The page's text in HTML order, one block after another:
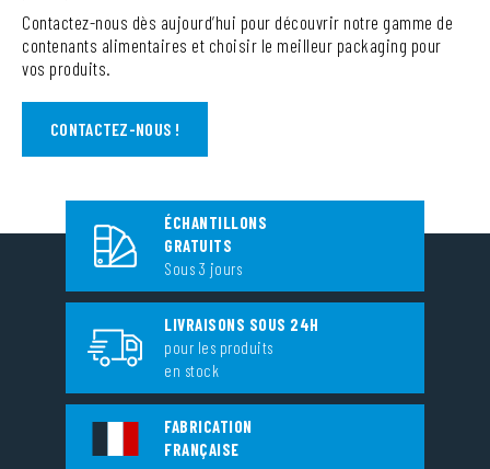
Contactez-nous dès aujourd’hui pour découvrir notre gamme de
contenants alimentaires et choisir le meilleur packaging pour
vos produits.
CONTACTEZ-NOUS !
ÉCHANTILLONS
GRATUITS
Sous 3 jours
LIVRAISONS SOUS 24H
pour les produits
en stock
FABRICATION
FRANÇAISE